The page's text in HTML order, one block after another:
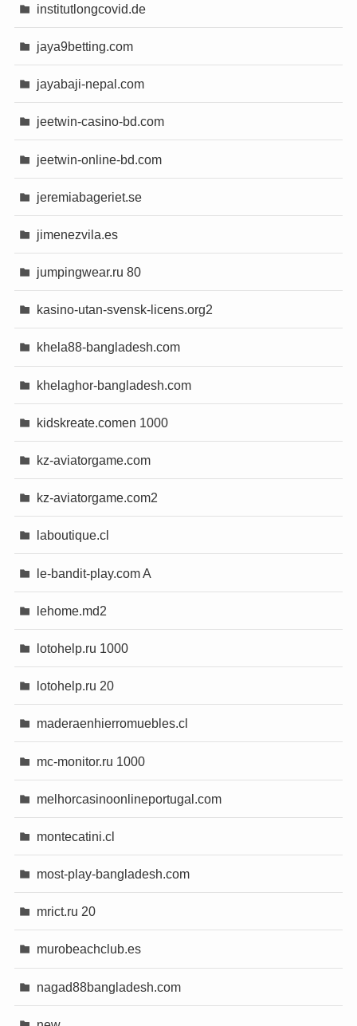
institutlongcovid.de
jaya9betting.com
jayabaji-nepal.com
jeetwin-casino-bd.com
jeetwin-online-bd.com
jeremiabageriet.se
jimenezvila.es
jumpingwear.ru 80
kasino-utan-svensk-licens.org2
khela88-bangladesh.com
khelaghor-bangladesh.com
kidskreate.comen 1000
kz-aviatorgame.com
kz-aviatorgame.com2
laboutique.cl
le-bandit-play.com A
lehome.md2
lotohelp.ru 1000
lotohelp.ru 20
maderaenhierromuebles.cl
mc-monitor.ru 1000
melhorcasinoonlineportugal.com
montecatini.cl
most-play-bangladesh.com
mrict.ru 20
murobeachclub.es
nagad88bangladesh.com